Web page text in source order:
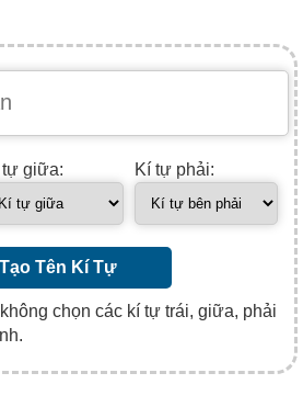
tự giữa: Kí tự phải:
Tạo Tên Kí Tự
chọn các kí tự trái, giữa, phải